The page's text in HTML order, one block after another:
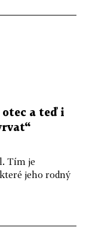
a teď i
Tím je
jeho rodný